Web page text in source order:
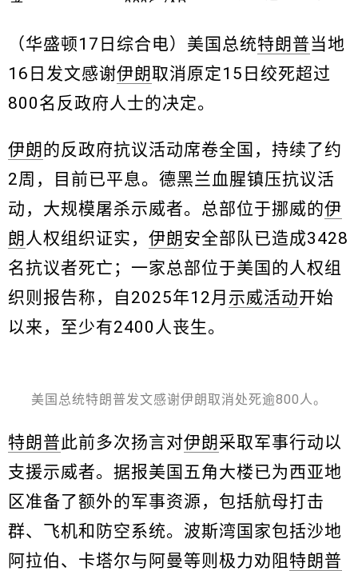
（华盛顿17日综合电）美国总统特朗普当地
16日发文感谢伊朗取消原定15日绞死超过
800名反政府人士的决定。
伊朗 的反政府抗议活动席卷全国，持续了约
2周，目前已平息。德黑兰血腥镇压抗议活
动，大规模屠杀示威者。总部位于挪威的伊
朗 人权组织证实， 伊朗 安全部队已造成3428
名抗议者死亡；一家总部位于美国的人权组
织则报告称，自2025年12月 示威活动开始
以来，至少有2400人丧生。
美国总统特朗普发文感谢伊朗取消处死逾800人。
特朗普此前多次扬言对伊朗 采取军事行动以
支援示威者。据报美国五角大楼已为西亚地
区准备了额外的军事资源，包括航母打击
群、飞机和防空系统。波斯湾国家包括沙地
阿拉伯、卡塔尔与阿曼等则极力劝阻 特朗普